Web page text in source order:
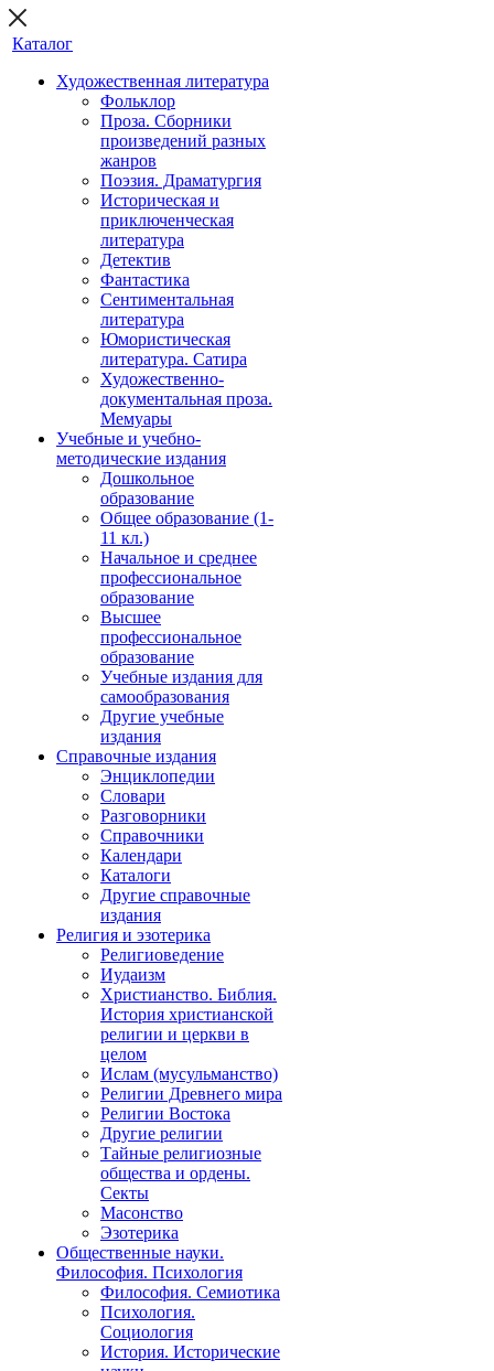
Каталог
Художественная литература
Фольклор
Проза. Сборники
произведений разных
жанров
Поэзия. Драматургия
Историческая и
приключенческая
литература
Детектив
Фантастика
Сентиментальная
литература
Юмористическая
литература. Сатира
Художественно-
документальная проза.
Мемуары
Учебные и учебно-
методические издания
Дошкольное
образование
Общее образование (1-
11 кл.)
Начальное и среднее
профессиональное
образование
Высшее
профессиональное
образование
Учебные издания для
самообразования
Другие учебные
издания
Справочные издания
Энциклопедии
Словари
Разговорники
Справочники
Календари
Каталоги
Другие справочные
издания
Религия и эзотерика
Религиоведение
Иудаизм
Христианство. Библия.
История христианской
религии и церкви в
целом
Ислам (мусульманство)
Религии Древнего мира
Религии Востока
Другие религии
Тайные религиозные
общества и ордены.
Секты
Масонство
Эзотерика
Общественные науки.
Философия. Психология
Философия. Семиотика
Психология.
Социология
История. Исторические